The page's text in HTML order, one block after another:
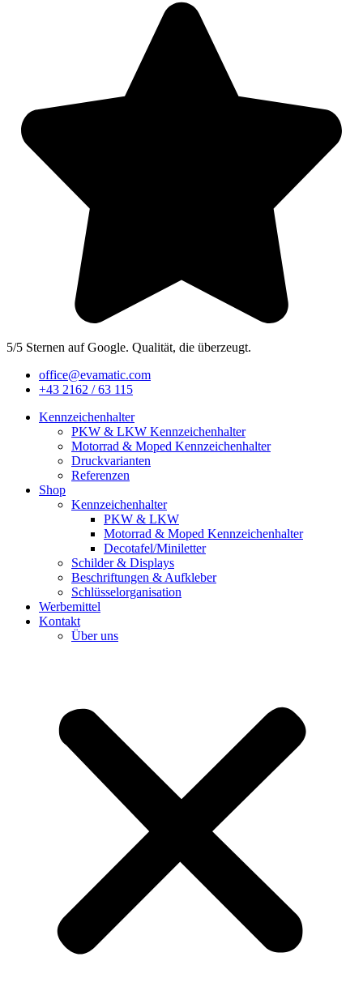
5/5 Sternen auf Google. Qualität, die überzeugt.
office@evamatic.com
+43 2162 / 63 115
Kennzeichenhalter
PKW & LKW Kennzeichenhalter
Motorrad & Moped Kennzeichenhalter
Druckvarianten
Referenzen
Shop
Kennzeichenhalter
PKW & LKW
Motorrad & Moped Kennzeichenhalter
Decotafel/Miniletter
Schilder & Displays
Beschriftungen & Aufkleber
Schlüsselorganisation
Werbemittel
Kontakt
Über uns